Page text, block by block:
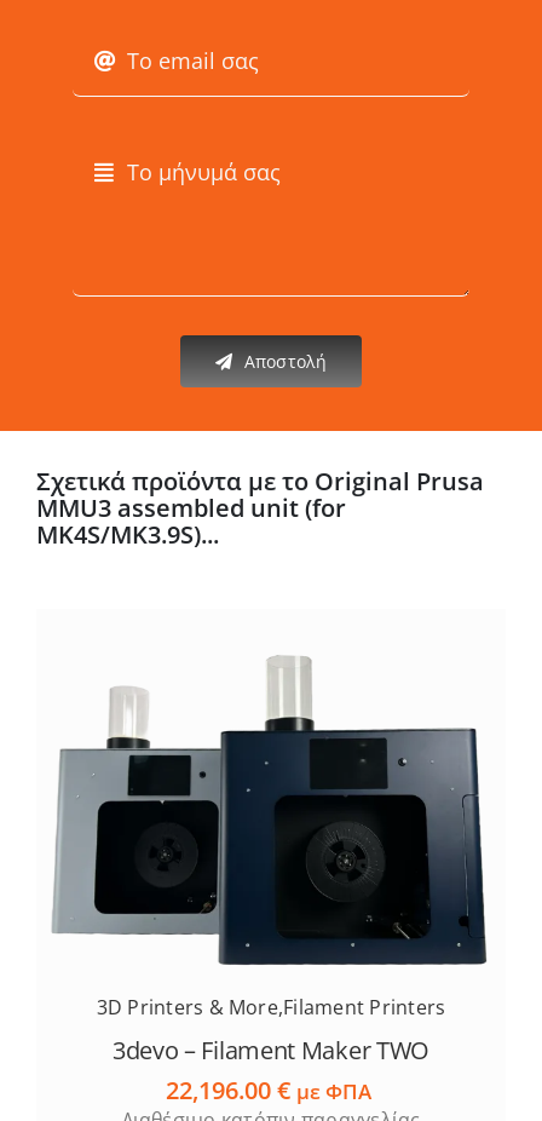
Αποστολή
Σχετικά προϊόντα με το Original Prusa
MMU3 assembled unit (for
MK4S/MK3.9S)...
3D Printers & More,Filament Printers
3devo – Filament Maker TWO
22,196.00€ με ΦΠΑ